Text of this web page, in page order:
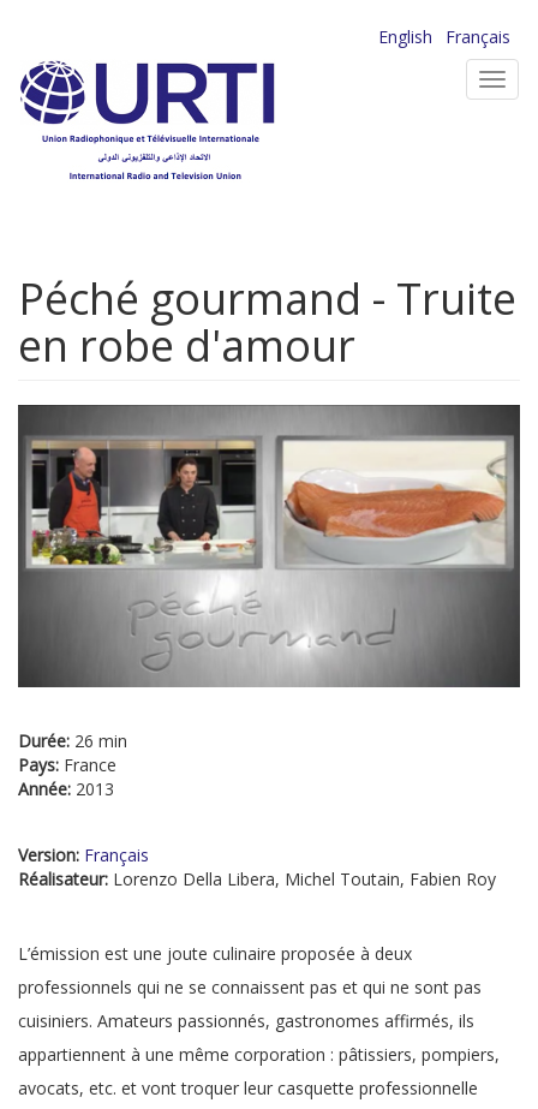
contenu
principal
English
Français
Péché gourmand - Truite
en robe d'amour
Durée: 26 min
Pays: France
Année: 2013
Version: Français
Réalisateur: Lorenzo Della Libera, Michel Toutain, Fabien Roy
L’émission est une joute culinaire proposée à deux
professionnels qui ne se connaissent pas et qui ne sont pas
cuisiniers. Amateurs passionnés, gastronomes affirmés, ils
appartiennent à une même corporation : pâtissiers, pompiers,
avocats, etc. et vont troquer leur casquette professionnelle